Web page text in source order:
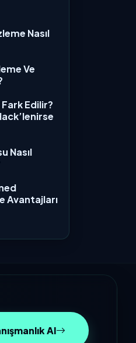
Nasıl
Ve
Edilir?
Nasıl
Avantajları
Al